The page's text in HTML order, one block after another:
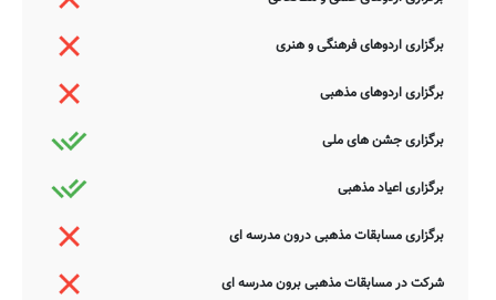
برگزاری اردوهای فرهنگی و هنری
برگزاری اردوهای مذهبی
برگزاری جشن های ملی
برگزاری اعیاد مذهبی
برگزاری مسابقات مذهبی درون مدرسه ای
شرکت در مسابقات مذهبی برون مدرسه ای